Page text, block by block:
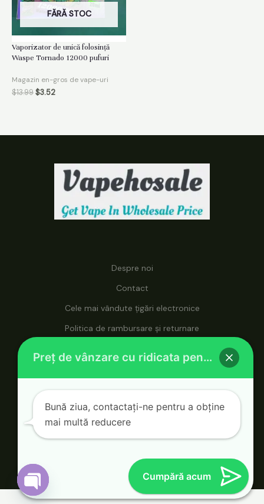
FĂRĂ STOC
Vaporizator de unică folosință
Waspe Tornado 12000 pufuri
Magazin en-gros de vape-uri
$13.99$3.52
Despre noi
Contact
Cele mai vândute țigări electronice
Politica de rambursare și returnare
La vapehosale.com, puteți accesa produse de vapat la
prețuri en-gros, ceea ce o face destinația dvs. supremă
© 2026 Vape Wholesale. Alimentat de Vape
Cumpără acum
Preț de vânzare cu ridicata pentru țigări electronice
Bună ziua, contactați-ne pentru a obține
mai multă reducere
Deschide